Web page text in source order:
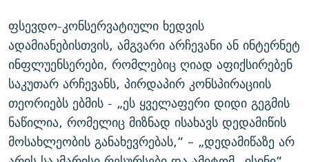
ფსევდო-კონსერვატიული ხედვის
ადამიანებისთვის, ამგვარი არჩევანი ან ინტერნეტ
ინფლუენსერები, რომლებიც ღიად აფიქსირებენ
საკუთარ არჩევანს, პირდაპირ კონსპირაციის
თეორიებს ებმის - „ეს ყველაფერი დიდი გეგმის
ნაწილია, რომელიც მიზნად ისახავს დედამიწის
მოსახლეობის განახევრებას,“ – „დედამიწაზე არ